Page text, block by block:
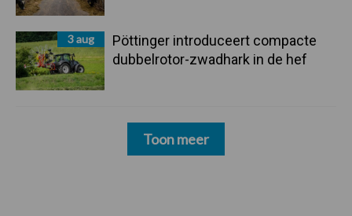
3 aug
Pöttinger introduceert compacte
dubbelrotor-zwadhark in de hef
Toon meer